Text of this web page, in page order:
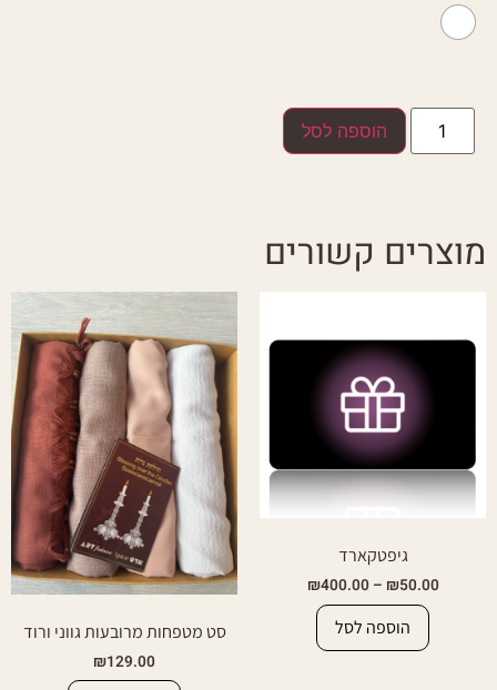
הוספה לסל
מוצרים קשורים
גיפטקארד
₪50.00
–
₪400.00
הוספה לסל סט מטפחות מרובעות גווני ורוד
₪129.00